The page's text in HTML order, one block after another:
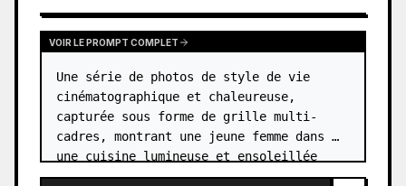
VOIR LE PROMPT COMPLET
Une série de photos de style de vie
cinématographique et chaleureuse,
capturée sous forme de grille multi-
cadres, montrant une jeune femme dans
une cuisine lumineuse et ensoleillée
lors d'un moment de thé paisible. Elle